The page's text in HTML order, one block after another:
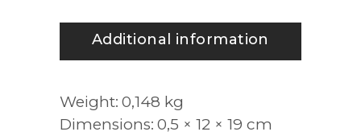
Additional information
Weight 0,148 kg
Dimensions 0,5 × 12 × 19 cm